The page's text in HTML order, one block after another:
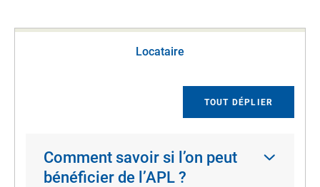
Locataire
TOUT DÉPLIER
Comment savoir si l’on peut
bénéficier de l’APL ?